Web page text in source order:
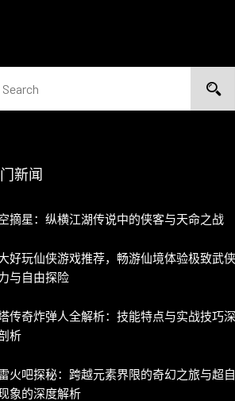
新闻
摘星：纵横江湖传说中的侠客与天命之战
好玩仙侠游戏推荐，畅游仙境体验极致武侠
与自由探险
传奇炸弹人全解析：技能特点与实战技巧深
析
火吧探秘：跨越元素界限的奇幻之旅与超自
象的深度解析